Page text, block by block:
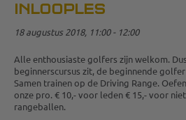
INLOOPLES
18 augustus 2018, 11:00 - 12:00
Alle enthousiaste golfers zijn welkom.
beginnerscursus zit, de beginnende
Samen trainen op de Driving Range.
onze pro. € 10,- voor leden € 15,- voor
rangeballen.